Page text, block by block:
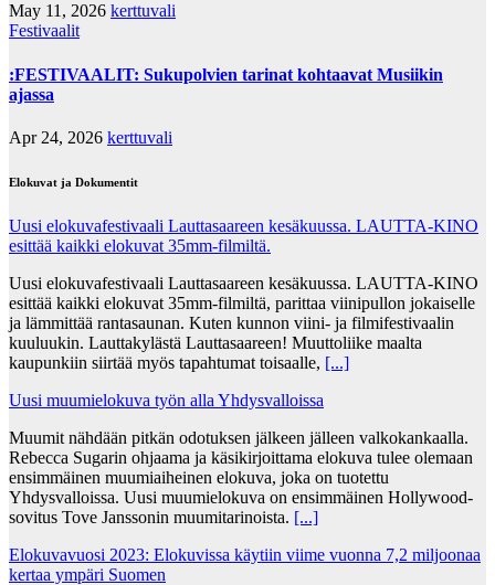
May 11, 2026 kerttuvali
Festivaalit
:FESTIVAALIT: Sukupolvien tarinat kohtaavat Musiikin
ajassa
Apr 24, 2026 kerttuvali
Elokuvat ja Dokumentit
Uusi elokuvafestivaali Lauttasaareen kesäkuussa. LAUTTA-KINO
esittää kaikki elokuvat 35mm-filmiltä.
Uusi elokuvafestivaali Lauttasaareen kesäkuussa. LAUTTA-KINO
esittää kaikki elokuvat 35mm-filmiltä, parittaa viinipullon jokaiselle
ja lämmittää rantasaunan. Kuten kunnon viini- ja filmifestivaalin
kuuluukin. Lauttakylästä Lauttasaareen! Muuttoliike maalta
kaupunkiin siirtää myös tapahtumat toisaalle, [...]
Uusi muumielokuva työn alla Yhdysvalloissa
Muumit nähdään pitkän odotuksen jälkeen jälleen valkokankaalla.
Rebecca Sugarin ohjaama ja käsikirjoittama elokuva tulee olemaan
ensimmäinen muumiaiheinen elokuva, joka on tuotettu
Yhdysvalloissa. Uusi muumielokuva on ensimmäinen Hollywood-
sovitus Tove Janssonin muumitarinoista. [...]
Elokuvavuosi 2023: Elokuvissa käytiin viime vuonna 7,2 miljoonaa
kertaa ympäri Suomen